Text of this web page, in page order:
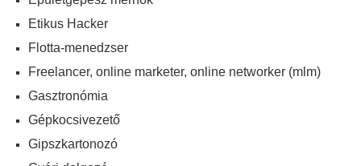
Etikus Hacker
Flotta-menedzser
Freelancer, online marketer, online networker (mlm)
Gasztronómia
Gépkocsivezető
Gipszkartonozó